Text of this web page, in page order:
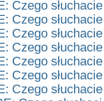
Czego
Czego
Czego
Czego
Czego
Czego
Czego